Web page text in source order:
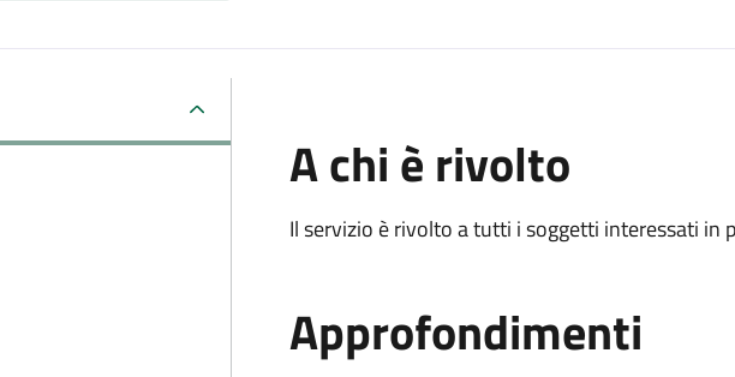
A chi è rivolto
Il servizio è rivolto a tutti i soggetti interessati in
Approfondimenti